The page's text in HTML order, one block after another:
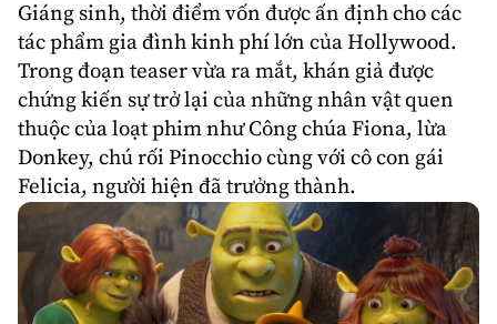
Giáng sinh, thời điểm vốn được ấn định cho các
tác phẩm gia đình kinh phí lớn của Hollywood.
Trong đoạn teaser vừa ra mắt, khán giả được
chứng kiến sự trở lại của những nhân vật quen
thuộc của loạt phim như Công chúa Fiona, lừa
Donkey, chú rối Pinocchio cùng với cô con gái
Felicia, người hiện đã trưởng thành.